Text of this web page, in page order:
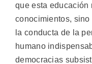
que esta educación
conocimientos,
la conducta de la
humano
democracias